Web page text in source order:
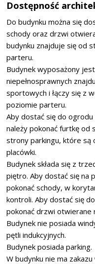
Dostępność
Do budynku można się
schody oraz drzwi
budynku znajduje się od
parteru.
Budynek wyposażony
niepełnosprawnych
sportowych i łączy się z
poziomie parteru.
Aby dostać się do
należy pokonać furtkę od
strony parkingu, które są
placówki.
Budynek składa się z
piętro. Aby dostać się na
pokonać schody, w
kontroli. Aby dostać się
pokonać drzwi otwierane
Budynek nie posiada
pętli indukcyjnych.
Budynek posiada parking.
W budynku nie ma